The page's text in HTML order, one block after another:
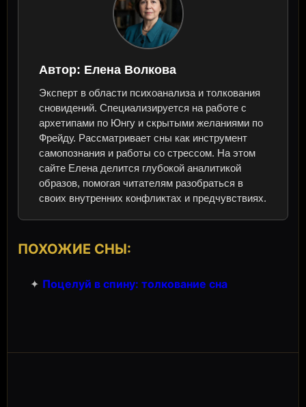
Автор: Елена Волкова
Эксперт в области психоанализа и толкования
сновидений. Специализируется на работе с
архетипами по Юнгу и скрытыми желаниями по
Фрейду. Рассматривает сны как инструмент
самопознания и работы со стрессом. На этом
сайте Елена делится глубокой аналитикой
образов, помогая читателям разобраться в
своих внутренних конфликтах и предчувствиях.
ПОХОЖИЕ СНЫ:
✦ Поцелуй в спину: толкование сна